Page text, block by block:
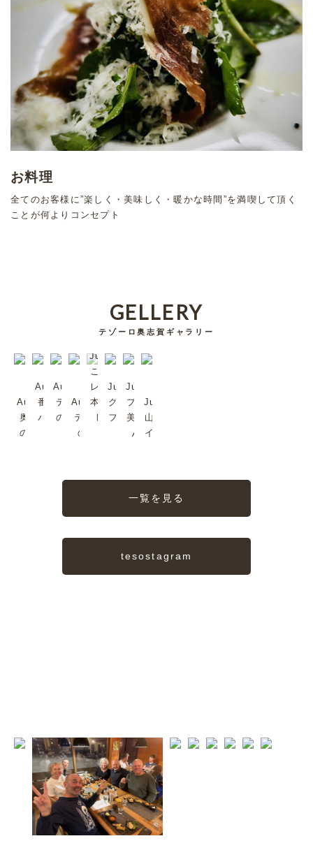
お料理
全てのお客様に”楽しく・美味しく・暖かな時間”を満喫して頂く
ことが何よりコンセプト
GELLERY
テゾーロ奥志賀ギャラリー
Aug/2023
奥志賀森
の音楽堂
Aug/2023
番頭シン
バくんで
Aug/2023
テゾーロ
のジャズ
2
Aug/2023
テゾーロ
のJazz
Jul/2023
これは超
レア。日
本では珍
しいか
Jul/2023
グリーンタ
フを歩いて
みる？
Jul/2023
プラムも
美味しい
んだよ
Jul/2023
山ノ内町
イイね〜
一覧を見る
tesostagram